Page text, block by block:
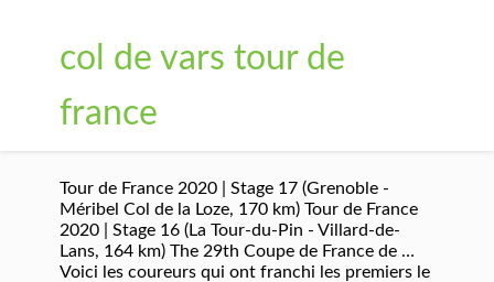
col de vars tour de
france
Tour de France 2020 | Stage 17 (Grenoble -
Méribel Col de la Loze, 170 km) Tour de France
2020 | Stage 16 (La Tour-du-Pin - Villard-de-
Lans, 164 km) The 29th Coupe de France de …
Voici les coureurs qui ont franchi les premiers le